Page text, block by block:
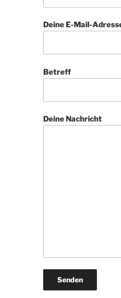
Deine E-Mail-
Betreff
Deine Nachricht